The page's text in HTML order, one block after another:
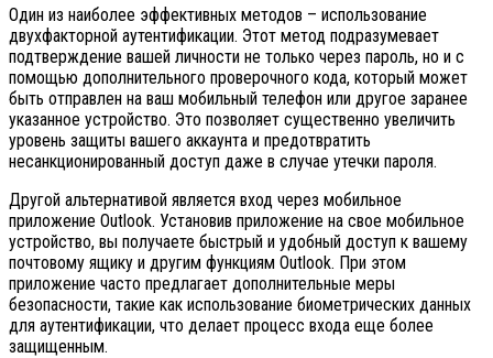
Один из наиболее эффективных методов – использование
двухфакторной аутентификации. Этот метод подразумевает
подтверждение вашей личности не только через пароль, но и с
помощью дополнительного проверочного кода, который может
быть отправлен на ваш мобильный телефон или другое заранее
указанное устройство. Это позволяет существенно увеличить
уровень защиты вашего аккаунта и предотвратить
несанкционированный доступ даже в случае утечки пароля.
Другой альтернативой является вход через мобильное
приложение Outlook. Установив приложение на свое мобильное
устройство, вы получаете быстрый и удобный доступ к вашему
почтовому ящику и другим функциям Outlook. При этом
приложение часто предлагает дополнительные меры
безопасности, такие как использование биометрических данных
для аутентификации, что делает процесс входа еще более
защищенным.